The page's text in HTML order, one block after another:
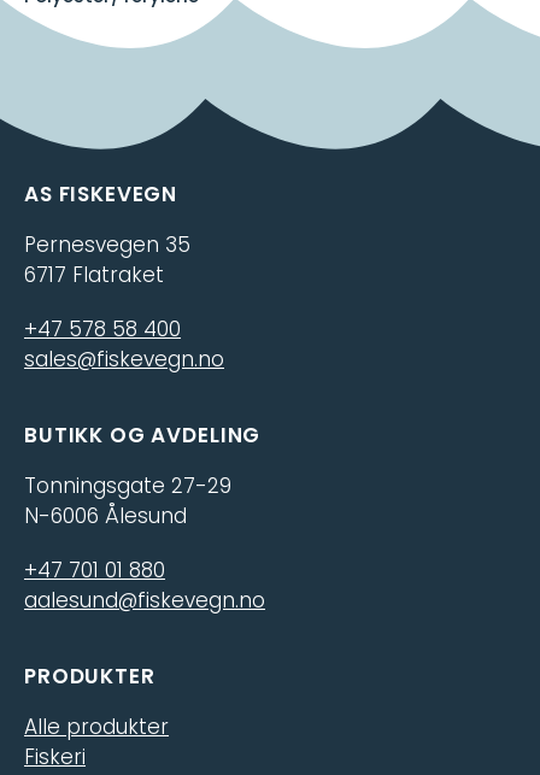
AS FISKEVEGN
Pernesvegen 35
6717 Flatraket
+47 578 58 400
sales@fiskevegn.no
BUTIKK OG AVDELING
Tonningsgate 27-29
N-6006 Ålesund
+47 701 01 880
aalesund@fiskevegn.no
PRODUKTER
Alle produkter
Fiskeri